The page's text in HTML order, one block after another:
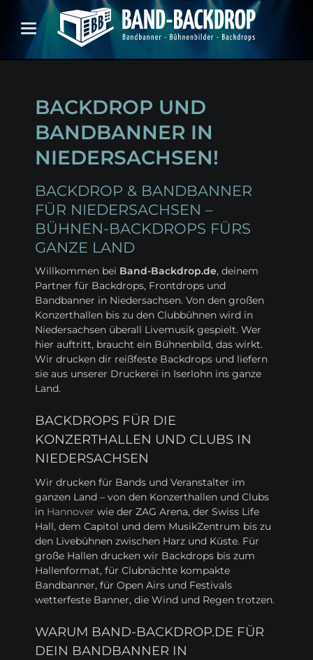
BACKDROP UND
BANDBANNER IN
NIEDERSACHSEN!
BACKDROP & BANDBANNER
FÜR NIEDERSACHSEN –
BÜHNEN-BACKDROPS FÜRS
GANZE LAND
Willkommen bei Band-Backdrop.de, deinem
Partner für Backdrops, Frontdrops und
Bandbanner in Niedersachsen. Von den großen
Konzerthallen bis zu den Clubbühnen wird in
Niedersachsen überall Livemusik gespielt. Wer
hier auftritt, braucht ein Bühnenbild, das wirkt.
Wir drucken dir reißfeste Backdrops und liefern
sie aus unserer Druckerei in Iserlohn ins ganze
Land.
BACKDROPS FÜR DIE
KONZERTHALLEN UND CLUBS IN
NIEDERSACHSEN
Wir drucken für Bands und Veranstalter im
ganzen Land – von den Konzerthallen und Clubs
in Hannover wie der ZAG Arena, der Swiss Life
Hall, dem Capitol und dem MusikZentrum bis zu
den Livebühnen zwischen Harz und Küste. Für
große Hallen drucken wir Backdrops bis zum
Hallenformat, für Clubnächte kompakte
Bandbanner, für Open Airs und Festivals
wetterfeste Banner, die Wind und Regen trotzen.
WARUM BAND-BACKDROP.DE FÜR
DEIN BANDBANNER IN